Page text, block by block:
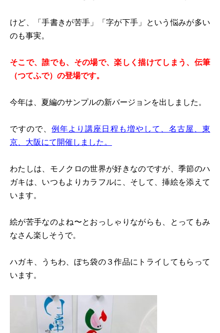
けど、「手書きが苦手」「字が下手」という悩みが多い
のも事実。
そこで、誰でも、その場で、楽しく描けてしまう、伝筆
（つてふで）の登場です。
今年は、夏編のサンプルの新バージョンを出しました。
ですので、例年より講座日程も増やして、名古屋、東
京、大阪にて開催しました。
わたしは、モノクロの世界が好きなのですが、季節のハ
ガキは、いつもよりカラフルに、そして、挿絵を添えて
います。
絵が苦手なのよね〜とおっしゃりながらも、とってもみ
なさん楽しそうで。
ハガキ、うちわ、ぽち袋の３作品にトライしてもらって
います。